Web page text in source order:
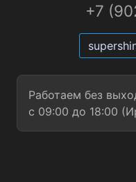
+7
Работаем без
с 09:00 до 18:00